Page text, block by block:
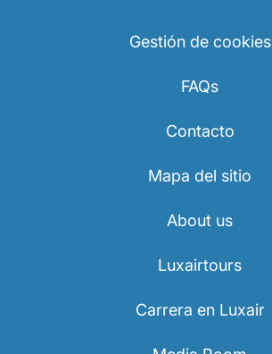
Gestión de cookies
FAQs
Contacto
Mapa del sitio
About us
Luxairtours
Carrera en Luxair